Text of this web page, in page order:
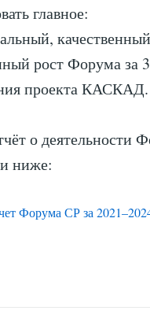
главное:
рост Форума за
проекта КАСКАД.
о деятельности
ниже:
Форума СР за